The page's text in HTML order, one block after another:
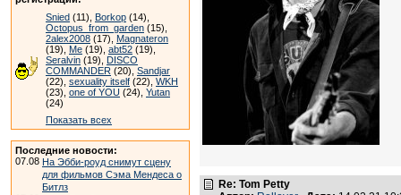
Snied (11), Borkop (14),
Octopus_from_garden (15),
2alex2008 (17), Magnateron
(19), Me (19), abt52 (19),
Seralvin (19), DISCO
COMMANDER (20), Sandjar
(22), sexuality itself (22), WKH
(23), one of YOU (24), Yutan
(24)
Показать всех
Последние новости:
07.08 На Эбби-роуд снимут сцену
для фильмов Сэма Мендеса о
Битлз
Re: Tom Petty